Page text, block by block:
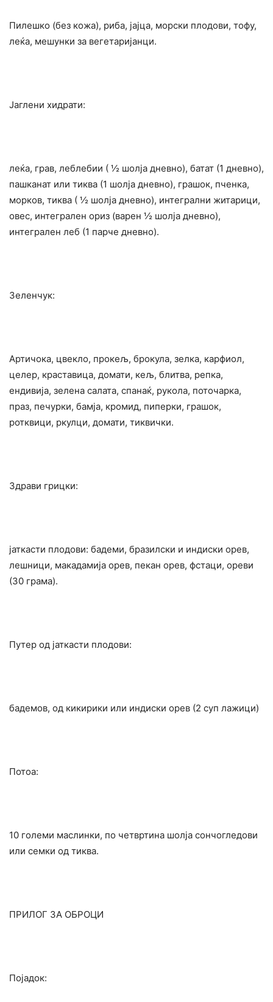
Пилешко (без кожа), риба, јајца, морски плодови, тофу,
леќа, мешунки за вегетаријанци.
Јаглени хидрати:
леќа, грав, леблебии ( ½ шолја дневно), батат (1 дневно),
пашканат или тиква (1 шолја дневно), грашок, пченка,
морков, тиква ( ½ шолја дневно), интегрални житарици,
овес, интегрален ориз (варен ½ шолја дневно),
интегрален леб (1 парче дневно).
Зеленчук:
Артичока, цвекло, прокељ, брокула, зелка, карфиол,
целер, краставица, домати, кељ, блитва, репка,
ендивија, зелена салата, спанаќ, рукола, поточарка,
праз, печурки, бамја, кромид, пиперки, грашок,
ротквици, ркулци, домати, тиквички.
Здрави грицки:
јаткасти плодови: бадеми, бразилски и индиски орев,
лешници, макадамија орев, пекан орев, фстаци, ореви
(30 грама).
Путер од јаткасти плодови:
бадемов, од кикирики или индиски орев (2 суп лажици)
Потоа:
10 големи маслинки, по четвртина шолја сончогледови
или семки од тиква.
ПРИЛОГ ЗА ОБРОЦИ
Појадок: